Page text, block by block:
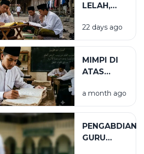
LELAH,
BARAKAH
22 days ago
MIMPI DI
ATAS
LUSUH
a month ago
PENGABDIAN
GURU